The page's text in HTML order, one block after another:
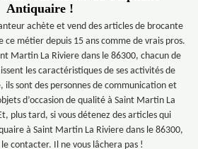
Antiquaire !
achète et vend des articles de brocante
ce métier depuis 15 ans comme de vrais pros.
Martin La Riviere dans le 86300, chacun de
les caractéristiques de ses activités de
ils sont des personnes de communication et
d’occasion de qualité à Saint Martin La
plus tard, si vous détenez des articles qui
à Saint Martin La Riviere dans le 86300,
le contacter. Il ne vous lâchera pas !